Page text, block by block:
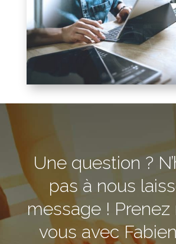
Une question ?
pas à nous
message ! Prenez
vous avec